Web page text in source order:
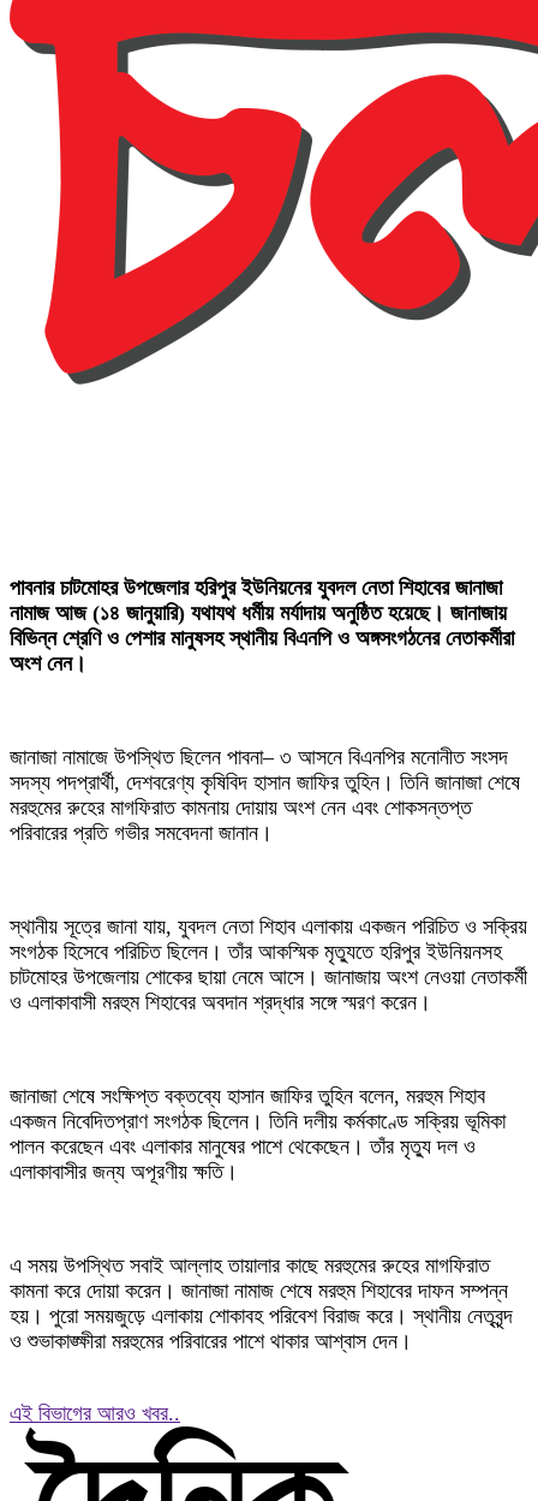
পাবনার চাটমোহর উপজেলার হরিপুর ইউনিয়নের যুবদল নেতা শিহাবের জানাজা
নামাজ আজ (১৪ জানুয়ারি) যথাযথ ধর্মীয় মর্যাদায় অনুষ্ঠিত হয়েছে। জানাজায়
বিভিন্ন শ্রেণি ও পেশার মানুষসহ স্থানীয় বিএনপি ও অঙ্গসংগঠনের নেতাকর্মীরা
অংশ নেন।
জানাজা নামাজে উপস্থিত ছিলেন পাবনা– ৩ আসনে বিএনপির মনোনীত সংসদ
সদস্য পদপ্রার্থী, দেশবরেণ্য কৃষিবিদ হাসান জাফির তুহিন। তিনি জানাজা শেষে
মরহুমের রুহের মাগফিরাত কামনায় দোয়ায় অংশ নেন এবং শোকসন্তপ্ত
পরিবারের প্রতি গভীর সমবেদনা জানান।
স্থানীয় সূত্রে জানা যায়, যুবদল নেতা শিহাব এলাকায় একজন পরিচিত ও সক্রিয়
সংগঠক হিসেবে পরিচিত ছিলেন। তাঁর আকস্মিক মৃত্যুতে হরিপুর ইউনিয়নসহ
চাটমোহর উপজেলায় শোকের ছায়া নেমে আসে। জানাজায় অংশ নেওয়া নেতাকর্মী
ও এলাকাবাসী মরহুম শিহাবের অবদান শ্রদ্ধার সঙ্গে স্মরণ করেন।
জানাজা শেষে সংক্ষিপ্ত বক্তব্যে হাসান জাফির তুহিন বলেন, মরহুম শিহাব
একজন নিবেদিতপ্রাণ সংগঠক ছিলেন। তিনি দলীয় কর্মকাণ্ডে সক্রিয় ভূমিকা
পালন করেছেন এবং এলাকার মানুষের পাশে থেকেছেন। তাঁর মৃত্যু দল ও
এলাকাবাসীর জন্য অপূরণীয় ক্ষতি।
এ সময় উপস্থিত সবাই আল্লাহ তায়ালার কাছে মরহুমের রুহের মাগফিরাত
কামনা করে দোয়া করেন। জানাজা নামাজ শেষে মরহুম শিহাবের দাফন সম্পন্ন
হয়। পুরো সময়জুড়ে এলাকায় শোকাবহ পরিবেশ বিরাজ করে। স্থানীয় নেতৃবৃন্দ
ও শুভাকাঙ্ক্ষীরা মরহুমের পরিবারের পাশে থাকার আশ্বাস দেন।
এই বিভাগের আরও খবর..